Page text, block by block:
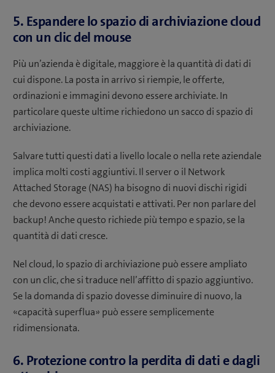
5. Espandere lo spazio di archiviazione cloud
con un clic del mouse
Più un’azienda è digitale, maggiore è la quantità di dati di
cui dispone. La posta in arrivo si riempie, le offerte,
ordinazioni e immagini devono essere archiviate. In
particolare queste ultime richiedono un sacco di spazio di
archiviazione.
Salvare tutti questi dati a livello locale o nella rete aziendale
implica molti costi aggiuntivi. Il server o il Network
Attached Storage (NAS) ha bisogno di nuovi dischi rigidi
che devono essere acquistati e attivati. Per non parlare del
backup! Anche questo richiede più tempo e spazio, se la
quantità di dati cresce.
Nel cloud, lo spazio di archiviazione può essere ampliato
con un clic, che si traduce nell’affitto di spazio aggiuntivo.
Se la domanda di spazio dovesse diminuire di nuovo, la
«capacità superflua» può essere semplicemente
ridimensionata.
6. Protezione contro la perdita di dati e dagli